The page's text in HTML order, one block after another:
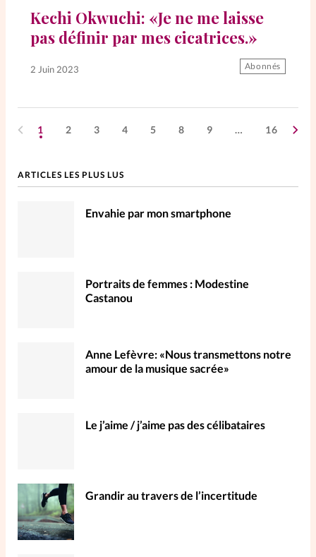
Kechi Okwuchi: «Je ne me laisse
pas définir par mes cicatrices.»
2 Juin 2023 Abonnés
1 2 3 4 5 8 9 … 16
ARTICLES LES PLUS LUS
Envahie par mon smartphone
Portraits de femmes : Modestine
Castanou
Anne Lefèvre: «Nous transmettons notre
amour de la musique sacrée»
Le j’aime / j’aime pas des célibataires
Grandir au travers de l’incertitude